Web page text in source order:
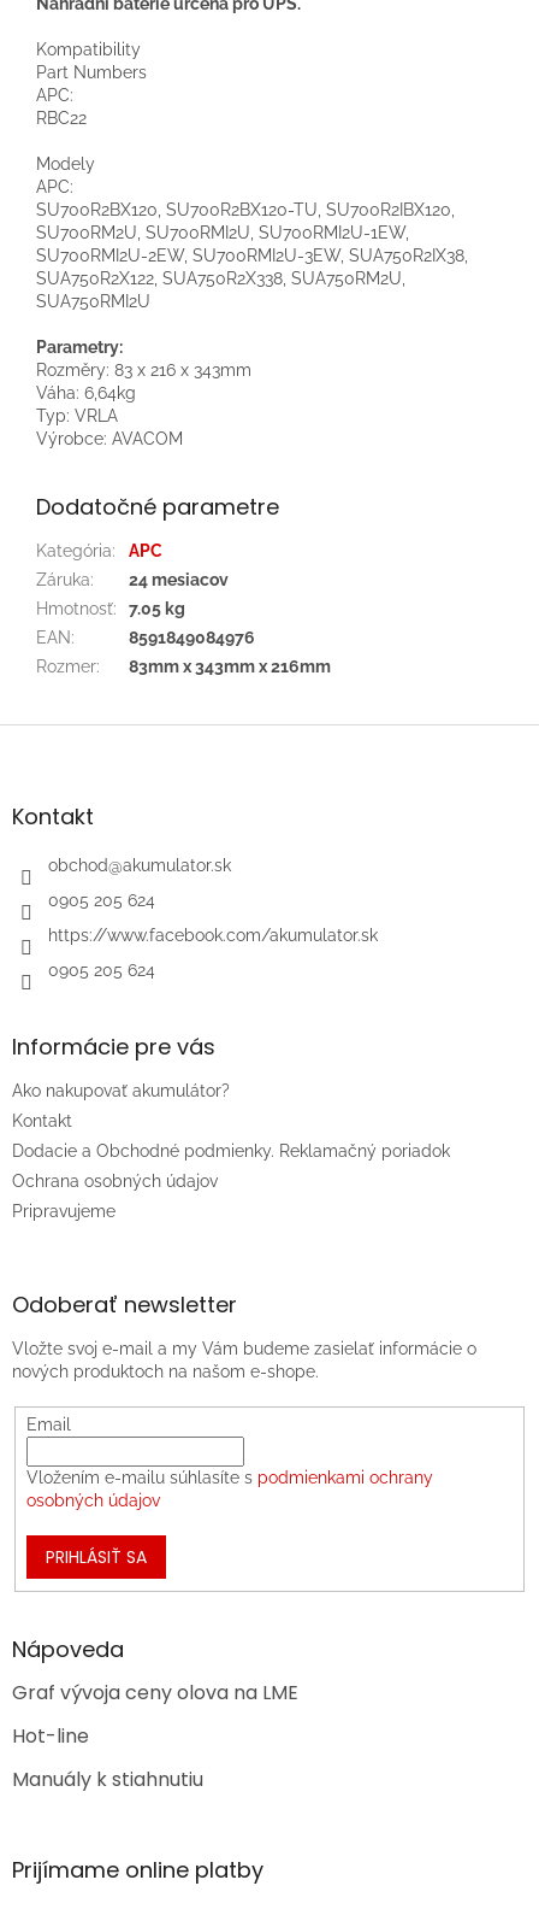
Kompatibility
Part Numbers
APC:
RBC22
Modely
APC:
SU700R2BX120, SU700R2BX120-TU , SU700R2IBX120,
SU700RM2U, SU700RMI2U, SU700RMI2U-1EW,
SU700RMI2U-2EW, SU700RMI2U-3EW, SUA750R2IX38,
SUA750R2X122, SUA750R2X338, SUA750RM2U,
SUA750RMI2U
Parametry:
Rozměry: 83 x 216 x 343mm
Váha: 6,64kg
Typ: VRLA
Výrobce: AVACOM
Dodatočné parametre
Kategória:
APC
Záruka:
24 mesiacov
Hmotnosť:
7.05 kg
EAN:
8591849084976
Rozmer: 83mm x 343mm x 216mm
Z
äKontakt
obchod@akumulator.sk
0905 205 624
https://www.facebook.com/akumulator.sk
0905 205 624
Informácie pre vás
Ako nakupovať akumulátor?
Kontakt
Dodacie a Obchodné podmienky. Reklamačný poriadok
Ochrana osobných údajov
Pripravujeme
Odoberať newsletter
Vložte svoj e-mail a my Vám budeme zasielať informácie o
nových produktoch na našom e-shope.
Email
Vložením e-mailu súhlasíte s podmienkami ochrany
osobných údajov
PRIHLÁSIŤ SA
Nápoveda
Graf vývoja ceny olova na LME
Hot-line
Manuály k stiahnutiu
Prijímame online platby